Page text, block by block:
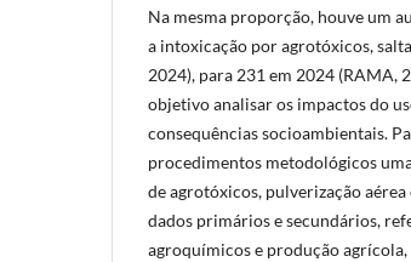
Na mesma proporção, houve um
a intoxicação por agrotóxicos,
2024), para 231 em 2024 (RAMA,
objetivo analisar os impactos do
consequências socioambientais.
procedimentos metodológicos
de agrotóxicos, pulverização
dados primários e secundários,
agroquímicos e produção